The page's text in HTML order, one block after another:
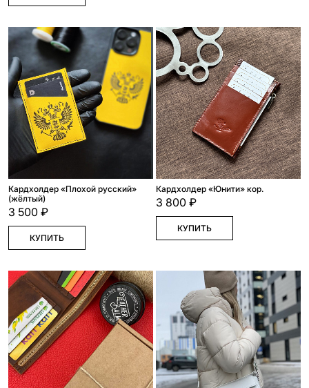
Кардхолдер «Плохой русский»
(жёлтый)
3 500 ₽
КУПИТЬ
Кардхолдер «Юнити» кор.
3 800 ₽
КУПИТЬ